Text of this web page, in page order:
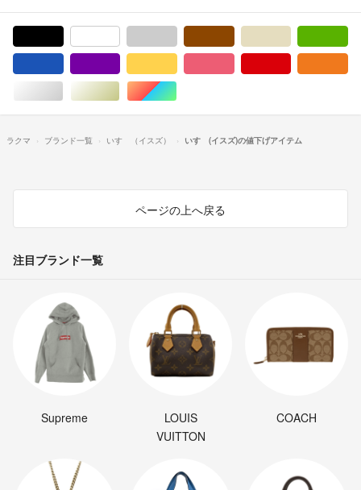
シルバー/銀色系ゴールド/金色系マルチカラー
ラクマ ブランド一覧 いすゞ（イスズ） いすゞ(イスズ)の値下げアイテム
ページの上へ戻る
注目ブランド一覧
Supreme
LOUIS
VUITTON
COACH